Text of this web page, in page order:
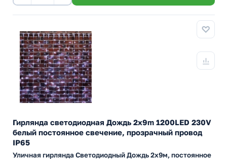
Гирлянда светодиодная Дождь 2x9m 1200LED 230V
белый постоянное свечение, прозрачный провод
IP65
Уличная гирлянда Светодиодный Дождь 2х9м, постоянное